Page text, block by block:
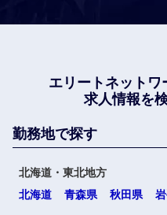
エリートネットワ
求人情報を
勤務地で探す
北海道・東北地方
北海道
青森県 秋田県